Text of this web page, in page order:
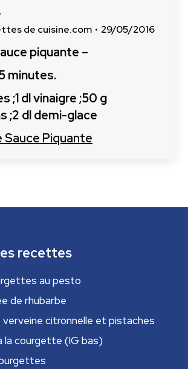
de cuisine.com 29/05/2016
piquante –
minutes.
;1 dl vinaigre ;50 g
;2 dl demi-glace
Sauce Piquante
recettes
au pesto
de rhubarbe
citronnelle et pistaches
la courgette (IG bas)